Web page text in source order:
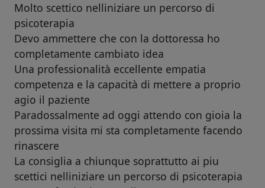
Molto scettico nelliniziare un percorso di
psicoterapia
Devo ammettere che con la dottoressa ho
completamente cambiato idea
Una professionalità eccellente empatia
competenza e la capacità di mettere a proprio
agio il paziente
Paradossalmente ad oggi attendo con gioia la
prossima visita mi sta completamente facendo
rinascere
La consiglia a chiunque soprattutto ai piu
scettici nelliniziare un percorso di psicoterapia